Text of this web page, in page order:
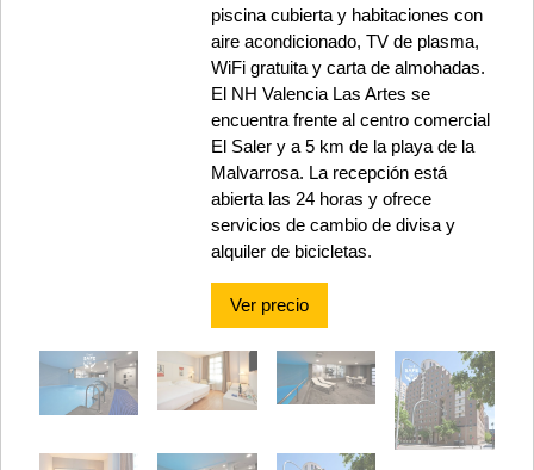
piscina cubierta y habitaciones con
aire acondicionado, TV de plasma,
WiFi gratuita y carta de almohadas.
El NH Valencia Las Artes se
encuentra frente al centro comercial
El Saler y a 5 km de la playa de la
Malvarrosa. La recepción está
abierta las 24 horas y ofrece
servicios de cambio de divisa y
alquiler de bicicletas.
Ver precio